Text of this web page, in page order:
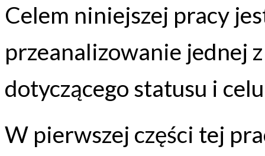
Celem niniejszej pracy
przeanalizowanie jednej
dotyczącego statusu i
W pierwszej części tej